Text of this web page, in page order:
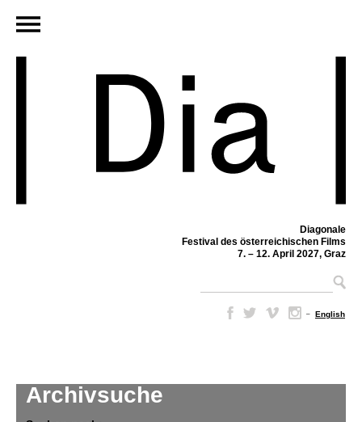
Diagonale
Festival des österreichischen Films
7. – 12. April 2027, Graz
– English
Archivsuche